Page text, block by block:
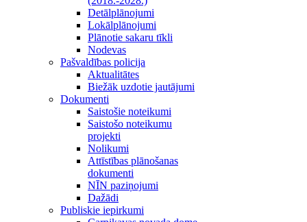
Detālplānojumi
Lokālplānojumi
Plānotie sakaru tīkli
Nodevas
Pašvaldības policija
Aktualitātes
Biežāk uzdotie jautājumi
Dokumenti
Saistošie noteikumi
Saistošo noteikumu
projekti
Nolikumi
Attīstības plānošanas
dokumenti
NĪN paziņojumi
Dažādi
Publiskie iepirkumi